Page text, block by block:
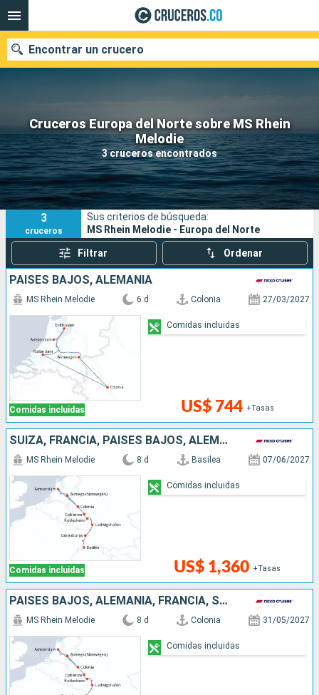
Cruceros Europa del Norte sobre MS Rhein
Melodie
3 cruceros encontrados
Encontrar un crucero
Fecha de salida
Buscar
3
cruceros
Sus criterios de búsqueda:
MS Rhein Melodie - Europa del Norte
Filtrar Ordenar
PAISES BAJOS, ALEMANIA
Comidas incluidas
MS Rhein Melodie 6 d Colonia 27/03/2027
US$ 744 +Tasas
Comidas incluidas
SUIZA, FRANCIA, PAISES BAJOS, ALEMANIA
Comidas incluidas
MS Rhein Melodie 8 d Basilea 07/06/2027
US$ 1,360 +Tasas
Comidas incluidas
PAISES BAJOS, ALEMANIA, FRANCIA, SUIZA
MS Rhein Melodie 8 d Colonia 31/05/2027
Comidas incluidas